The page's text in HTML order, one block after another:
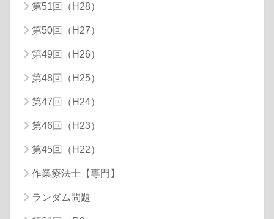
第51回（H28）
第50回（H27）
第49回（H26）
第48回（H25）
第47回（H24）
第46回（H23）
第45回（H22）
作業療法士【専門】
ランダム問題